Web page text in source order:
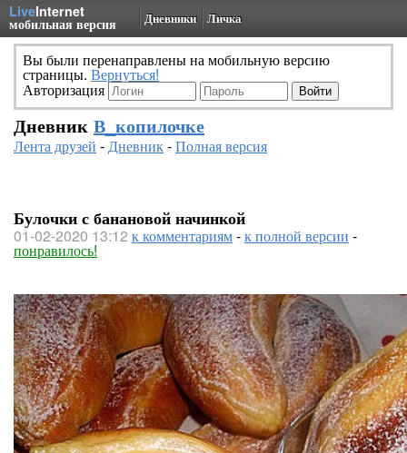
LiveInternet
мобильная версия Дневники Личка
Вы были перенаправлены на мобильную версию
страницы. Вернуться!
Авторизация
Дневник В_копилочке
Лента друзей -Дневник-Полная версия
Булочки с банановой начинкой
01-02-2020 13:12 к комментариям-к полной версии -
понравилось!